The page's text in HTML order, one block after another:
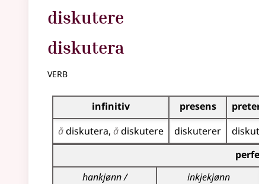
diskutere
diskutera
verb
Bøyningstabell for dette verbet
infinitiv presens
ådiskutera ådiskutere diskuterer
Bøyningstabell for dette verbet
hankjønn /
inkjekjønn